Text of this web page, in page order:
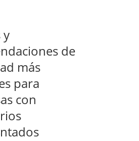
y
de
más
para
con